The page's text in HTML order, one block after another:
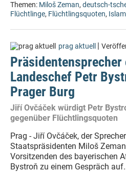
Themen: Miloš Zeman, deutsch-
Flüchtlinge, Flüchtlingsquoten,
prag aktuell |
Landeschef Petr
Prager Burg
Jiří Ovčáček würdigt Petr
gegenüber Flüchtlingsquoten
Prag - Jiří Ovčáček, der
Staatspräsidenten Miloš
Vorsitzenden des bayerischen
Bystroň zu einem Gespräch